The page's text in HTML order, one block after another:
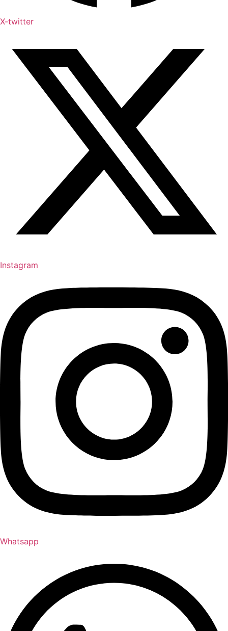
X-twitter
Instagram
Whatsapp